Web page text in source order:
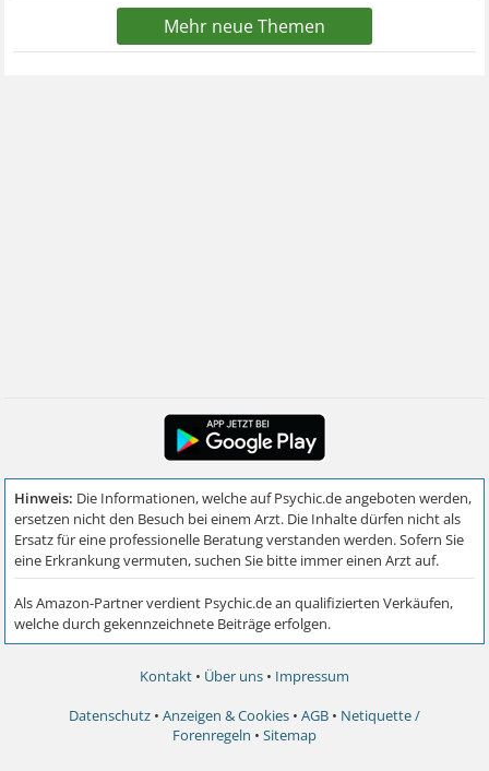
Mehr neue Themen
Kontakt • Über uns • Impressum
Datenschutz • Anzeigen & Cookies • AGB • Netiquette /
Forenregeln • Sitemap